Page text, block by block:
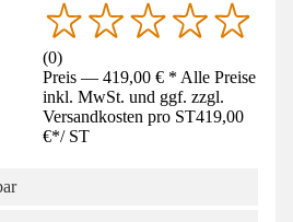
(0)
Preis — 419,00 € * Alle Preise
inkl. MwSt. und ggf. zzgl.
Versandkosten pro ST419,00
€*/ ST